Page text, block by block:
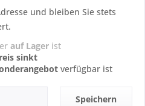
und bleiben Sie stets
auf Lager ist
sinkt
verfügbar ist
Speichern